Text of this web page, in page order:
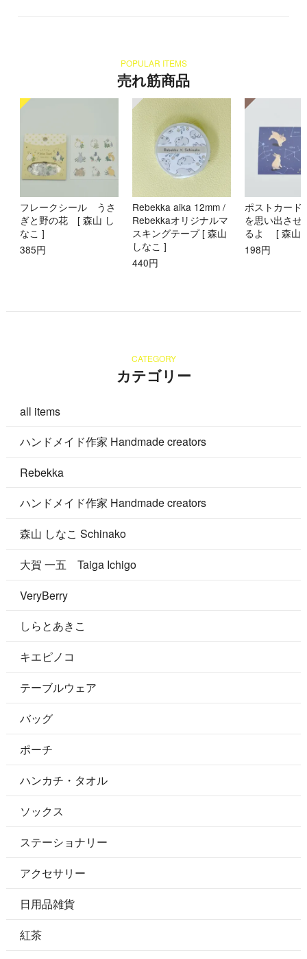
POPULAR ITEMS
売れ筋商品
フレークシール うさ
ぎと野の花 [ 森山 し
なこ ]
385円
Rebekka aika 12mm /
Rebekkaオリジナルマ
スキングテープ [ 森山
しなこ ]
440円
ポストカー
を思い出させ
るよ [ 森山
198円
CATEGORY
カテゴリー
all items
ハンドメイド作家 Handmade creators
Rebekka
ハンドメイド作家 Handmade creators
森山 しなこ Schinako
大賀 一五 Taiga Ichigo
VeryBerry
しらとあきこ
キエピノコ
テーブルウェア
バッグ
ポーチ
ハンカチ・タオル
ソックス
ステーショナリー
アクセサリー
日用品雑貨
紅茶